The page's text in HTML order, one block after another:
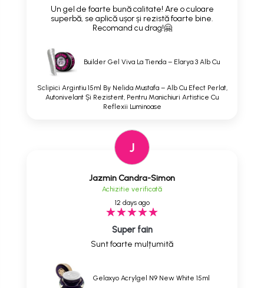
Un gel de foarte bună calitate! Are o culoare
superbă, se aplică ușor și rezistă foarte bine.
Recomand cu drag!🤗
Builder Gel Viva La Tienda – Elarya 3 Alb Cu
Sclipici Argintiu 15ml By Nelida Mustafa – Alb Cu Efect Perlat,
Autonivelant Și Rezistent, Pentru Manichiuri Artistice Cu
Reflexii Luminoase
J
Jazmin Candra-Simon
Achizitie verificată
12 days ago
Super fain
Sunt foarte mulțumită
Gelaxyo Acrylgel N9 New White 15ml